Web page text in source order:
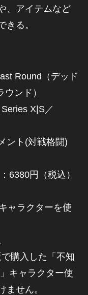
、アイテムなど
きる。
Round（デッド
ンド）
X|S／
ント(対戦格闘)
6380円（税込）
ャラクターを使
購入した「不知
キャラクター使
ません。